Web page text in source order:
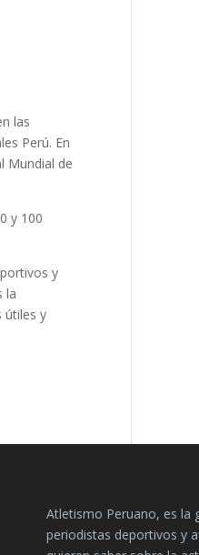
las
Perú. En
Mundial de
y 100
y
la
útiles y
Atletismo Peruano, es la
periodistas deportivos y